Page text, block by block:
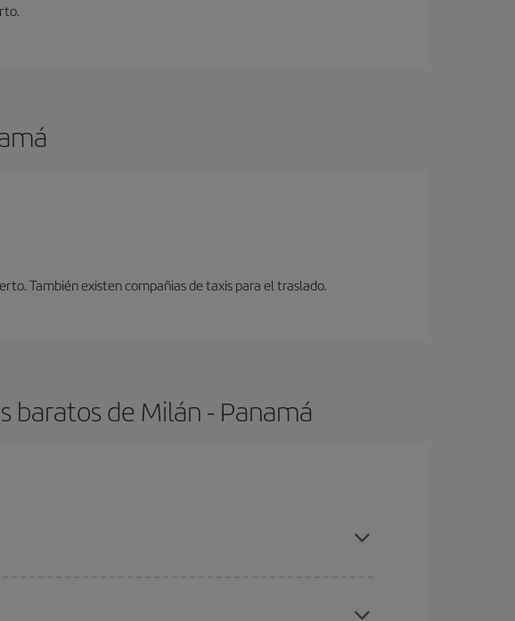
También existen compañias de taxis para el traslado.
de Milán - Panamá